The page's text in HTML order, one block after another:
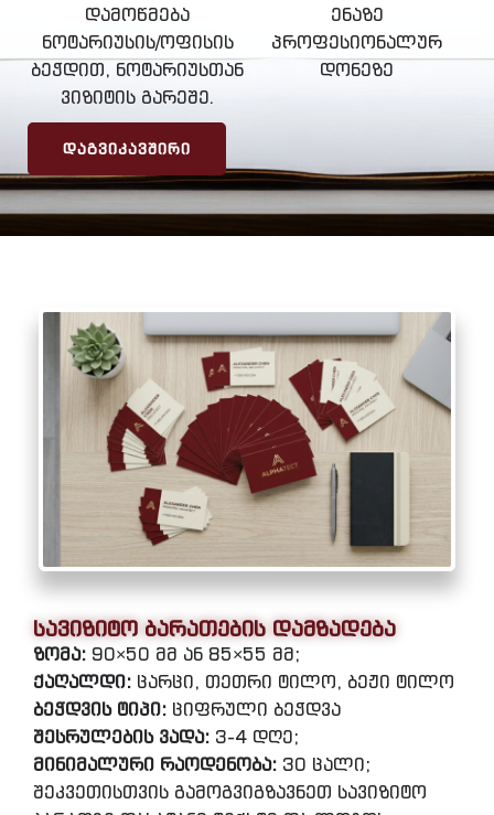
დამოწმება
ნოტარიუსის/ოფისის
ბეჭდით, ნოტარიუსთან
ვიზიტის გარეშე.
ᲓᲐᲒᲕᲘᲙᲐᲕᲨᲘᲠᲘ
ენაზე
პროფესიონალურ
დონეზე
სავიზიტო ბარათების დამზადება
ზომა: 90×50 მმ ან 85×55 მმ;
ქაღალდი: ცარცი, თეთრი ტილო, ბეჟი ტილო
ბეჭდვის ტიპი: ციფრული ბეჭდვა
შესრულების ვადა: 3-4 დღე;
მინიმალური რაოდენობა: 30 ცალი;
შეკვეთისთვის გამოგვიგზავნეთ სავიზიტო